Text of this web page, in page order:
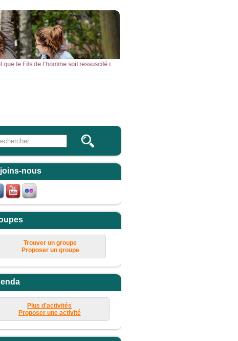
le Fils de l’homme soit ressuscité d’entre les morts. » – Acclamons la Parole
de recherche
nous
Trouver un groupe
Proposer un groupe
Plus d'activités
Proposer une activité